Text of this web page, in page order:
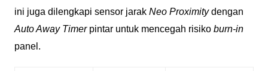
ini juga dilengkapi sensor jarak Neo Proximitydengan
Auto Away Timerpintar untuk mencegah risiko burn-in
panel.